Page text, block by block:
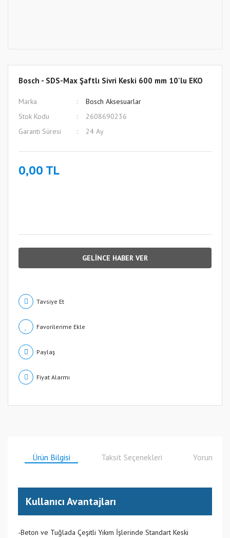
Bosch - SDS-Max Şaftlı Sivri Keski 600 mm 10'lu EKO
Marka
Bosch Aksesuarlar
Stok Kodu
2608690236
Garanti Süresi
24 Ay
0,00 TL
GELİNCE HABER VER
Tavsiye Et
Paylaş
Fiyat Alarmı
Ürün Bilgisi Taksit Seçenekleri Yorumlar
Kullanıcı Avantajları
-Beton ve Tuğlada Çeşitli Yıkım İşlerinde Standart Keski